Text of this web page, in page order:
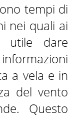
tempi di
nei quali ai
utile dare
a vela e in
del vento
Questo